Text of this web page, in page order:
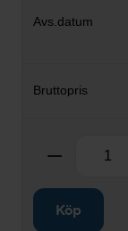
Ta bort
Köp